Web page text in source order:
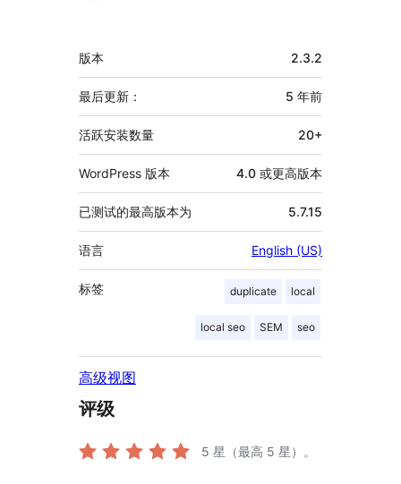
额
外
信
息
版本 2.3.2
最后更新： 5 年前
活跃安装数量 20+
WordPress 版本 4.0 或更高版本
已测试的最高版本为 5.7.15
语言 English (US)
标签 duplicate local
local seo SEM seo
高级视图
评级
5 星（最高 5 星）。